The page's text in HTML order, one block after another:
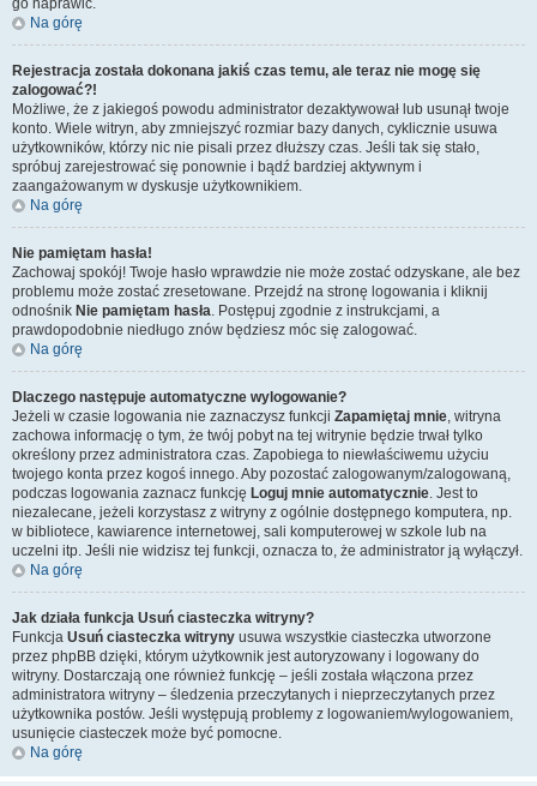
go naprawić.
Na górę
Rejestracja została dokonana jakiś czas temu, ale teraz nie mogę się
zalogować?!
Możliwe, że z jakiegoś powodu administrator dezaktywował lub usunął twoje
konto. Wiele witryn, aby zmniejszyć rozmiar bazy danych, cyklicznie usuwa
użytkowników, którzy nic nie pisali przez dłuższy czas. Jeśli tak się stało,
spróbuj zarejestrować się ponownie i bądź bardziej aktywnym i
zaangażowanym w dyskusje użytkownikiem.
Na górę
Nie pamiętam hasła!
Zachowaj spokój! Twoje hasło wprawdzie nie może zostać odzyskane, ale bez
problemu może zostać zresetowane. Przejdź na stronę logowania i kliknij
odnośnik Nie pamiętam hasła. Postępuj zgodnie z instrukcjami, a
prawdopodobnie niedługo znów będziesz móc się zalogować.
Na górę
Dlaczego następuje automatyczne wylogowanie?
Jeżeli w czasie logowania nie zaznaczysz funkcji Zapamiętaj mnie, witryna
zachowa informację o tym, że twój pobyt na tej witrynie będzie trwał tylko
określony przez administratora czas. Zapobiega to niewłaściwemu użyciu
twojego konta przez kogoś innego. Aby pozostać zalogowanym/zalogowaną,
podczas logowania zaznacz funkcję Loguj mnie automatycznie. Jest to
niezalecane, jeżeli korzystasz z witryny z ogólnie dostępnego komputera, np.
w bibliotece, kawiarence internetowej, sali komputerowej w szkole lub na
uczelni itp. Jeśli nie widzisz tej funkcji, oznacza to, że administrator ją wyłączył.
Na górę
Jak działa funkcja Usuń ciasteczka witryny?
Funkcja Usuń ciasteczka witryny usuwa wszystkie ciasteczka utworzone
przez phpBB dzięki, którym użytkownik jest autoryzowany i logowany do
witryny. Dostarczają one również funkcję – jeśli została włączona przez
administratora witryny – śledzenia przeczytanych i nieprzeczytanych przez
użytkownika postów. Jeśli występują problemy z logowaniem/wylogowaniem,
usunięcie ciasteczek może być pomocne.
Na górę